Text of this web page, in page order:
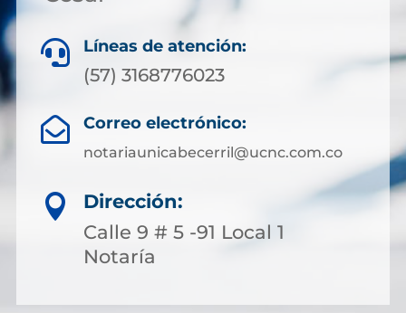
 Líneas de atención:
(57) 3168776023
 Correo electrónico:
notariaunicabecerril@ucnc.com.co

Dirección:
Calle 9 # 5 -91 Local 1
Notaría